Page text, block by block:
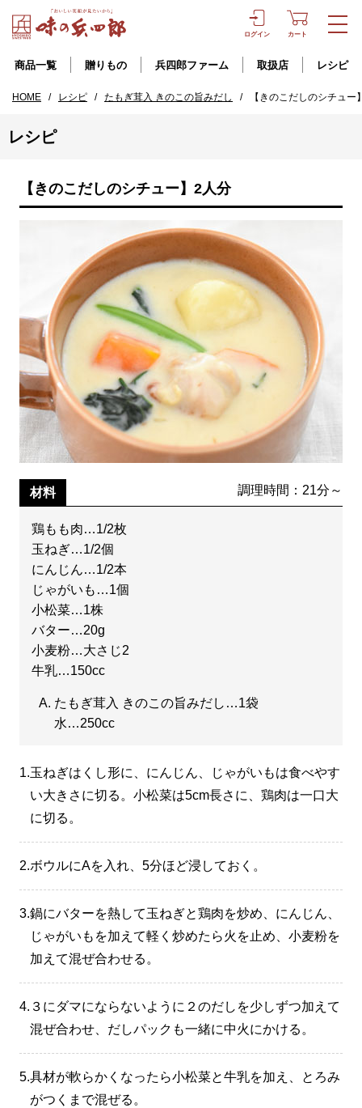
ログイン カート
商品一覧 贈りもの 兵四郎ファーム 取扱店 レシピ
HOME / レシピ / たもぎ茸入 きのこの旨みだし / 【きのこだしのシチュー
レシピ
【きのこだしのシチュー】2人分
材料 調理時間：21分～
鶏もも肉…1/2枚
玉ねぎ…1/2個
にんじん…1/2本
じゃがいも…1個
小松菜…1株
バター…20g
小麦粉…大さじ2
牛乳…150cc
たもぎ茸入 きのこの旨みだし…1袋
水…250cc
1.玉ねぎはくし形に、にんじん、じゃがいもは食べやす
い大きさに切る。小松菜は5cm長さに、鶏肉は一口大
に切る。
2.ボウルにAを入れ、5分ほど浸しておく。
3.鍋にバターを熱して玉ねぎと鶏肉を炒め、にんじん、
じゃがいもを加えて軽く炒めたら火を止め、小麦粉を
加えて混ぜ合わせる。
4. ３にダマにならないように２のだしを少しずつ加えて
混ぜ合わせ、だしパックも一緒に中火にかける。
5.具材が軟らかくなったら小松菜と牛乳を加え、とろみ
がつくまで混ぜる。